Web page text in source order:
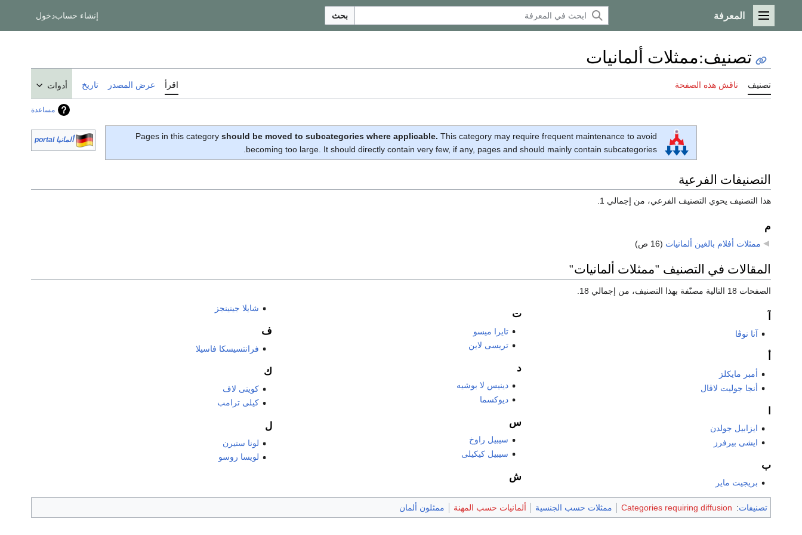
القائمة الرئيسية
المعرفة بحث إنشاء حسابدخول
تصنيف:ممثلات ألمانيات
تصنيف ناقش هذه الصفحة اقرأ عرض المصدر تاريخ أدوات
مساعدة
ألمانيا portal Pages in this categoryshould be moved to subcategories where applicable. This category may require frequent maintenance to avoid
becoming too large. It should directly contain very few, if any, pages and should mainly contain subcategories.
التصنيفات الفرعية
هذا التصنيف يحوي التصنيف الفرعي، من إجمالي 1.
م
ممثلات أفلام بالغين ألمانيات (16 ص)
المقالات في التصنيف "ممثلات ألمانيات"
الصفحات 18 التالية مصنّفة بهذا التصنيف، من إجمالي 18.
آنا نوڤا
أمبر مايكلز
أنجا جوليت لاڤال
ايزابيل جولدن
ايشى بيرفرز
ب
بريجيت ماير
ت
تايرا ميسو
تريسى لاين
د
دينيس لا بوشيه
ديوكسما
س
سيبيل راوخ
سيبيل كيكيلى
ش
شايلا جينينجز
ف
فرانتسيسكا فاسيلا
ك
كوينى لاف
كيلى ترامب
ل
لونا ستيرن
لويسا روسو
تصنيفات:
Categories requiring diffusion ممثلات حسب الجنسية ألمانيات حسب المهنة ممثلون ألمان